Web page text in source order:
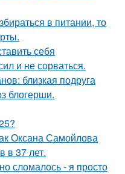
в питании, то
себя
и не сорваться.
близкая подруга
блогерши.
Оксана Самойлова
в 37 лет.
сломалось - я просто